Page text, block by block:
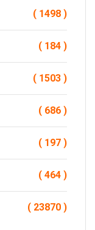
( 1498 )
( 184 )
( 1503 )
( 686 )
( 197 )
( 464 )
( 23870 )